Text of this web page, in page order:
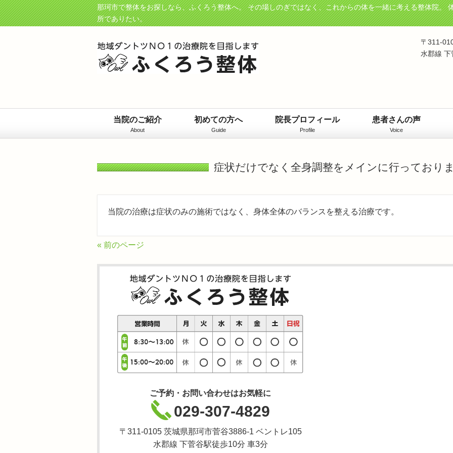
那珂市で整体をお探しなら、ふくろう整体へ。 その場しのぎではなく、これからの体を一緒に考える整体院。
所でありたい。
〒311-
水郡線 下
当院のご紹介
About
初めての方へ
Guide
院長プロフィール
Profile
患者さんの声
Voice
症状だけでなく全身調整をメインに行っており
当院の治療は症状のみの施術ではなく、身体全体のバランスを整える治療です。
« 前のページ
ご予約・お問い合わせはお気軽に
029-307-4829
〒311-0105 茨城県那珂市菅谷3886-1 ベントレ105
水郡線 下菅谷駅徒歩10分 車3分